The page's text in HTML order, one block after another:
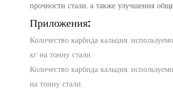
прочности стали, а также улучшения
Приложения:
Количество карбида кальция,
кг на тонну стали.
Количество карбида кальция,
на тонну стали.